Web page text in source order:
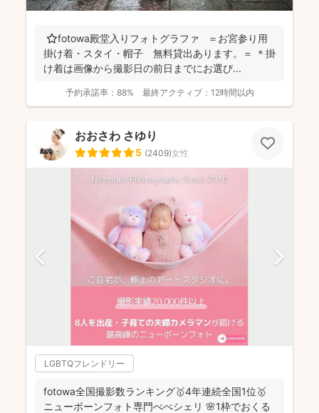
⭐️fotowa殿堂入りフォトグラファ ＝お宮参り用
掛け着・スタイ・帽子 無料貸出あります。＝ ＊掛
け着は画像から撮影日の前日までにお選び...
予約承諾率： 88% 最終アクティブ： 12時間以内
おおさわ さゆり
5 (2409)女性
LGBTQフレンドリー
fotowa全国撮影数ランキング🥇4年連続全国1位🥇
ニューボーンフォト専門べべシェリ 🌸1枠でおくる